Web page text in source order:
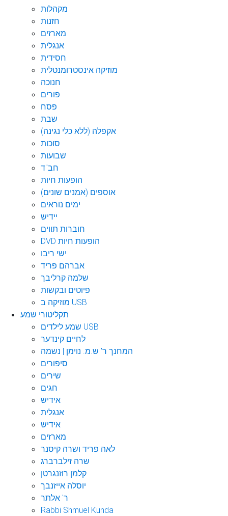
מקהלות
חזנות
מארזים
אנגלית
חסידית
מוזיקה אינסטרומנטלית
חנוכה
פורים
פסח
שבת
אקפלה (ללא כלי נגינה)
סוכות
שבועות
חב"ד
הופעות חיות
אוספים (אמנים שונים)
ימים נוראים
יידיש
חוברות תווים
DVD הופעות חיות
ישי ריבו
אברהם פריד
שלמה קרליבך
פיוטים ובקשות
מוזיקה ב USB
תקליטורי שמע
שמע לילדים USB
לחיים קינדער
המחנך ר' ש.מ. נוימן | נשמה
סיפורים
שירים
חגים
אידיש
אנגלית
אידיש
מארזים
לאה פריד ושרה קיסנר
שרה זילברברג
קלמן רוזנגרטן
יוסלה אייזנבך
ר' אלתר
Rabbi Shmuel Kunda